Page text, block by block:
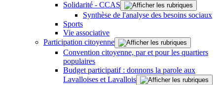
Solidarité - CCAS
Synthèse de l'analyse des besoins sociaux
Sports
Vie associative
Participation citoyenne
Convention citoyenne, par et pour les quartiers
populaires
Budget participatif : donnons la parole aux
Lavalloises et Lavallois